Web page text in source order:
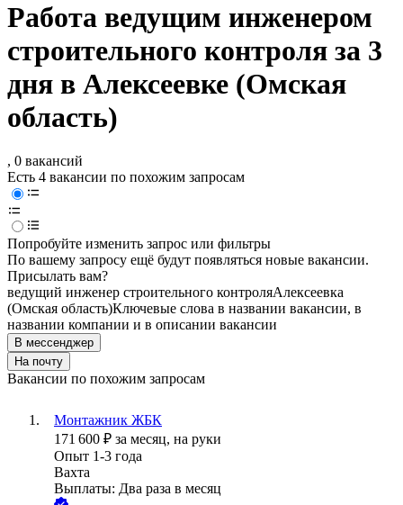
Работа ведущим инженером
строительного контроля за 3
дня в Алексеевке (Омская
область)
, 0 вакансий
Есть 4 вакансии по похожим запросам
Попробуйте изменить запрос или фильтры
По вашему запросу ещё будут появляться новые вакансии.
Присылать вам?
ведущий инженер строительного контроляАлексеевка
(Омская область)Ключевые слова в названии вакансии, в
названии компании и в описании вакансии
В мессенджер
На почту
Вакансии по похожим запросам
Монтажник ЖБК
171 600 ₽ за месяц, на руки
Опыт 1-3 года
Вахта
Выплаты: Два раза в месяц